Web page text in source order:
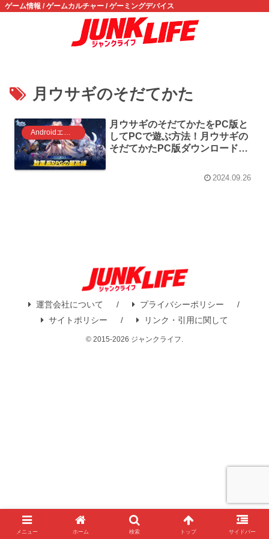
ゲーム情報 / ゲームカルチャー / ゲーミングデバイス
月ウサギのそだてかた
Androidエミュレータ ゲーム
月ウサギのそだてかたをPC版と
してPCで遊ぶ方法！月ウサギの
そだてかたPC版ダウンロードの
2024.09.26
運営会社について
プライバシーポリシー
サイトポリシー
リンク・引用に関して
© 2015-2026 ジャンクライフ.
メニュー ホーム 検索 トップ サイドバー